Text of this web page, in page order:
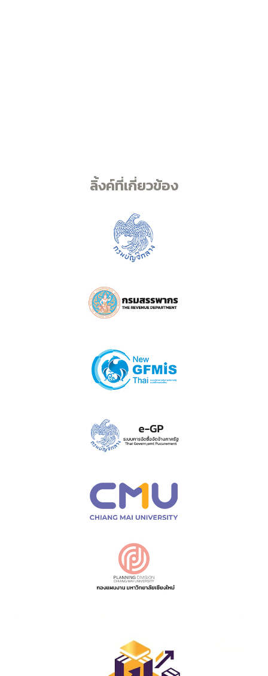
ลิ้งค์ที่เกี่ยวข้อง